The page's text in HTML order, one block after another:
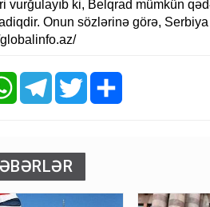
vurğulayıb ki, Belqrad mümkün
Onun sözlərinə görə,
WhatsAppTelegramTwitter